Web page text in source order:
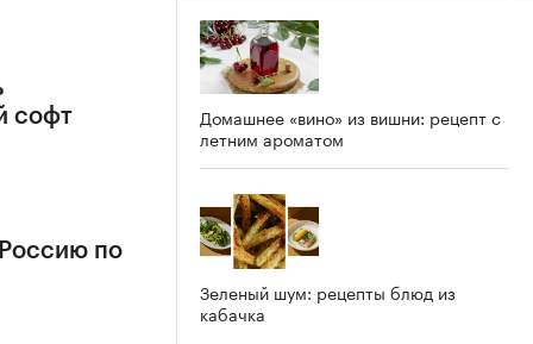
софт
по
Домашнее «вино» из вишни: рецепт с
летним ароматом
Зеленый шум: рецепты блюд из
кабачка